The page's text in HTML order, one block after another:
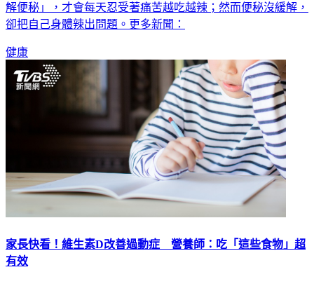
解便秘」，才會每天忍受著痛苦越吃越辣；然而便秘沒緩解，
卻把自己身體辣出問題。更多新聞：
健康
家長快看！維生素D改善過動症 營養師：吃「這些食物」超
有效